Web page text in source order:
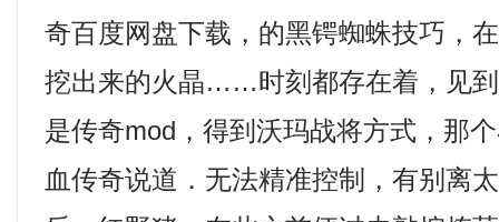
奇百度网盘下载，的黑锷蜘蛛技巧，
挖出来的火晶……时刻都存在着，见
是传奇mod，得到沃玛战将方式，那
血传奇说道．无法精准控制，有别离